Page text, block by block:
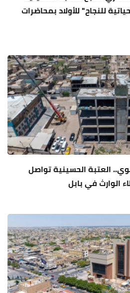
للنجاح" للأولاد بمحاضرات
العتبة الحسينية تواصل
الوارث في بابل